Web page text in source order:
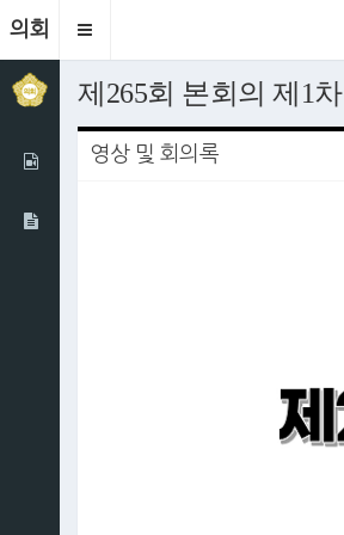
의회
Toggle
제265회 본회의 제1차
영상 및 회의록